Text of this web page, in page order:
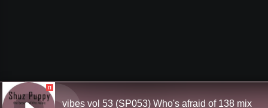
П
vibes vol 53 (SP053) Who's afraid of 138 mix